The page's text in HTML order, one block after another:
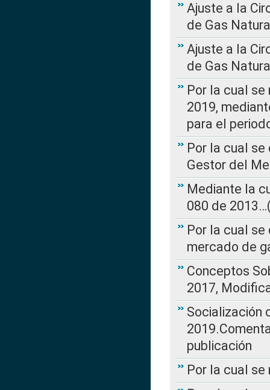
Ajuste a la
de Gas
Ajuste a la
de Gas
Por la cual se
2019,
para el
Por la cual
Gestor del
Mediante la
080 de
Por la cual
mercado de
Conceptos
2017,
Socialización
publicación
Por la cual se